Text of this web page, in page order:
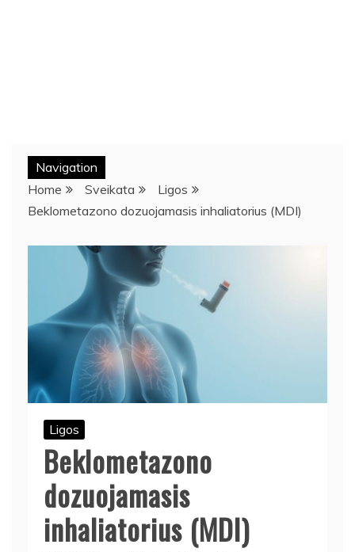
Navigation
Home
Sveikata
Ligos
Beklometazono dozuojamasis inhaliatorius (MDI)
Ligos
Beklometazono
dozuojamasis
inhaliatorius (MDI)